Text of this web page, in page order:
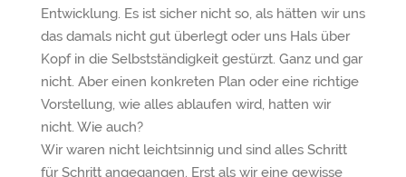
Entwicklung. Es ist sicher nicht so, als hätten wir uns
das damals nicht gut überlegt oder uns Hals über
Kopf in die Selbstständigkeit gestürzt. Ganz und gar
nicht. Aber einen konkreten Plan oder eine richtige
Vorstellung, wie alles ablaufen wird, hatten wir
nicht. Wie auch?
Wir waren nicht leichtsinnig und sind alles Schritt
für Schritt angegangen. Erst als wir eine gewisse